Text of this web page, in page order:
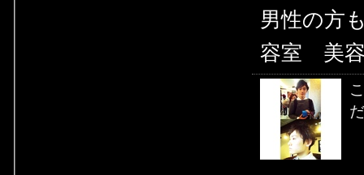
男性の方
容室 美